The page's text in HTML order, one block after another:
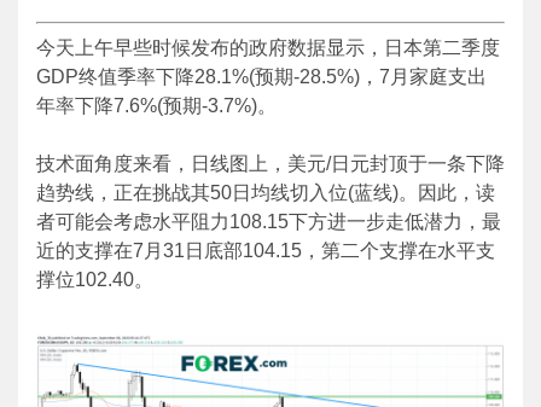
今天上午早些时候发布的政府数据显示，日本第二季度
GDP终值季率下降28.1%(预期-28.5%)，7月家庭支出
年率下降7.6%(预期-3.7%)。
技术面角度来看，日线图上，美元/日元封顶于一条下降
趋势线，正在挑战其50日均线切入位(蓝线)。因此，读
者可能会考虑水平阻力108.15下方进一步走低潜力，最
近的支撑在7月31日底部104.15，第二个支撑在水平支
撑位102.40。